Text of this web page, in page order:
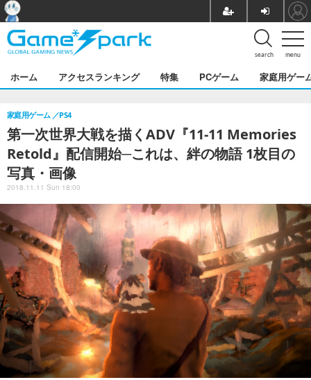
menu
search
ホーム アクセスランキング 特集 PCゲーム 家庭用ゲー
第一次世界大戦を描くADV『11-11 Memories
Retold』配信開始─これは、絆の物語 1枚目の
写真・画像
家庭用ゲーム PS4
2018.11.11 Sun 18:00